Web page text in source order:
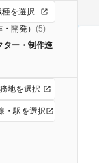
種を選択
開発） (5)
ター・制作進
地を選択
・駅を選択